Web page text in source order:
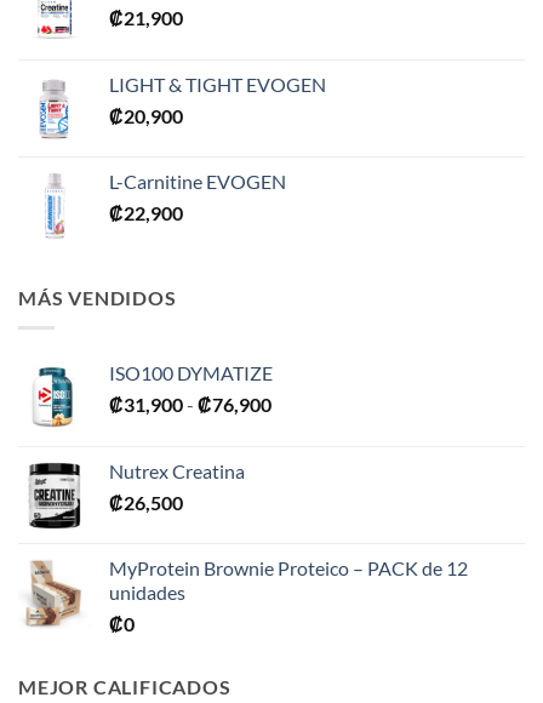
₡21,900
LIGHT & TIGHT EVOGEN
₡20,900
L-Carnitine EVOGEN
₡22,900
MÁS VENDIDOS
ISO100 DYMATIZE
₡31,900- ₡76,900Rango
Nutrex Creatina
₡26,500
MyProtein Brownie Proteico – PACK de 12
unidades
₡0
MEJOR CALIFICADOS